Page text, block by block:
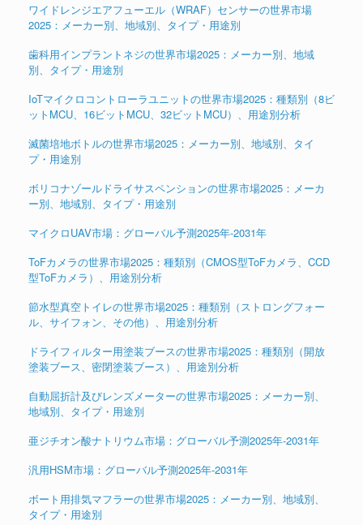
ワイドレンジエアフューエル（WRAF）センサーの世界市場
2025：メーカー別、地域別、タイプ・用途別
歯科用インプラントネジの世界市場2025：メーカー別、地域
別、タイプ・用途別
IoTマイクロコントローラユニットの世界市場2025：種類別（8ビ
ットMCU、16ビットMCU、32ビットMCU）、用途別分析
滅菌培地ボトルの世界市場2025：メーカー別、地域別、タイ
プ・用途別
ボリコナゾールドライサスペンションの世界市場2025：メーカ
ー別、地域別、タイプ・用途別
マイクロUAV市場：グローバル予測2025年-2031年
ToFカメラの世界市場2025：種類別（CMOS型ToFカメラ、CCD
型ToFカメラ）、用途別分析
節水型真空トイレの世界市場2025：種類別（ストロングフォー
ル、サイフォン、その他）、用途別分析
ドライフィルター用塗装ブースの世界市場2025：種類別（開放
塗装ブース、密閉塗装ブース）、用途別分析
自動屈折計及びレンズメーターの世界市場2025：メーカー別、
地域別、タイプ・用途別
亜ジチオン酸ナトリウム市場：グローバル予測2025年-2031年
汎用HSM市場：グローバル予測2025年-2031年
ボート用排気マフラーの世界市場2025：メーカー別、地域別、
タイプ・用途別